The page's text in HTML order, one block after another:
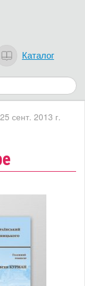
Каталог
25 сент. 2013 г.